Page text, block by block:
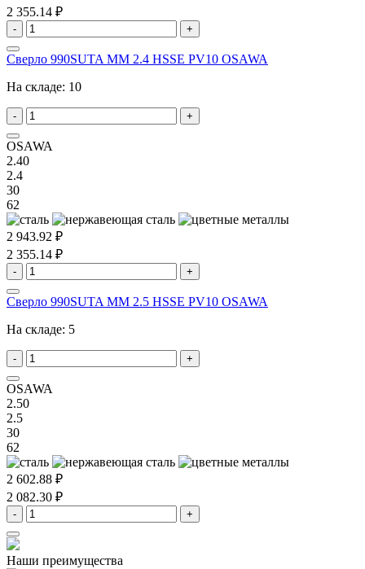
2 355.14 ₽
- +
Сверло 990SUTA MM 2.4 HSSE PV10 OSAWA
На складе: 10
- +
OSAWA
2.40
2.4
30
62
2 943.92 ₽
2 355.14 ₽
- +
Сверло 990SUTA MM 2.5 HSSE PV10 OSAWA
На складе: 5
- +
OSAWA
2.50
2.5
30
62
2 602.88 ₽
2 082.30 ₽
- +
Наши преимущества